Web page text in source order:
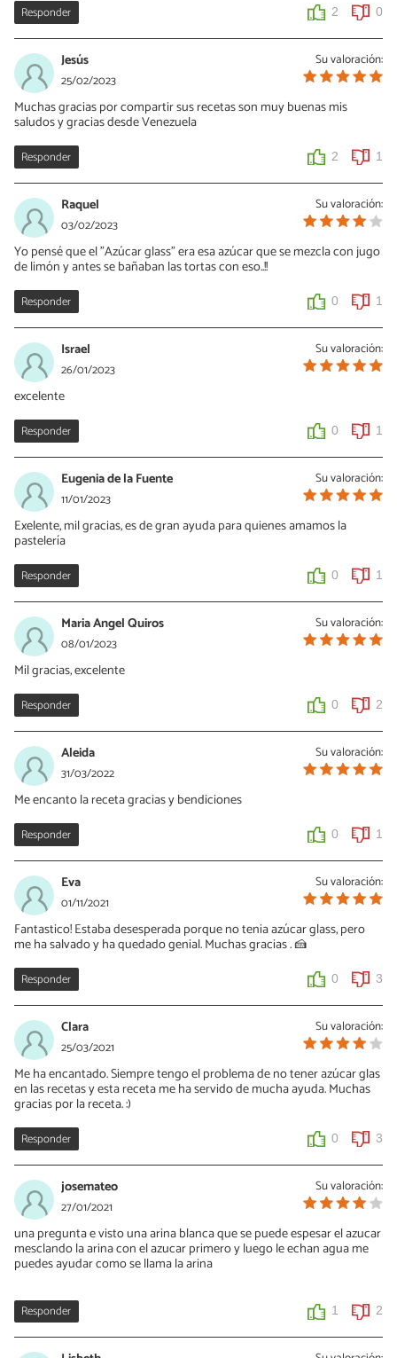
Responder 2 0
Su valoración:
Jesús
25/02/2023
Muchas gracias por compartir sus recetas son muy buenas mis
saludos y gracias desde Venezuela
Responder 2 1
Su valoración:
Raquel
03/02/2023
Yo pensé que el "Azúcar glass" era esa azúcar que se mezcla con jugo
de limón y antes se bañaban las tortas con eso..!!
Responder 0 1
Su valoración:
Israel
26/01/2023
excelente
Responder 0 1
Su valoración:
Eugenia de la Fuente
11/01/2023
Exelente, mil gracias, es de gran ayuda para quienes amamos la
pastelería
Responder 0 1
Su valoración:
Maria Angel Quiros
08/01/2023
Mil gracias, excelente
Responder 0 2
Su valoración:
Aleida
31/03/2022
Me encanto la receta gracias y bendiciones
Responder 0 1
Su valoración:
Eva
01/11/2021
Fantastico! Estaba desesperada porque no tenia azúcar glass, pero
me ha salvado y ha quedado genial. Muchas gracias . 🍰
Responder 0 3
Su valoración:
Clara
25/03/2021
Me ha encantado. Siempre tengo el problema de no tener azúcar glas
en las recetas y esta receta me ha servido de mucha ayuda. Muchas
gracias por la receta. :)
Responder 0 3
Su valoración:
josemateo
27/01/2021
una pregunta e visto una arina blanca que se puede espesar el azucar
mesclando la arina con el azucar primero y luego le echan agua me
puedes ayudar como se llama la arina
Responder 1 2